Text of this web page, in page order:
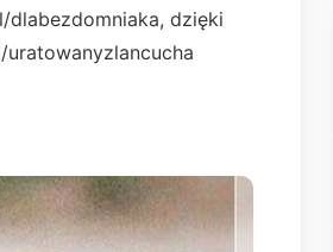
dlabezdomniaka, dzięki